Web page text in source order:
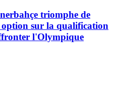
triomphe de
sur la qualification
l'Olympique